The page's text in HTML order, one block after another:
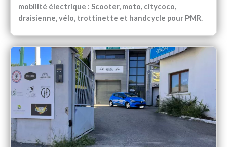
mobilité électrique : Scooter, moto, citycoco,
draisienne, vélo, trottinette et handcycle pour PMR.